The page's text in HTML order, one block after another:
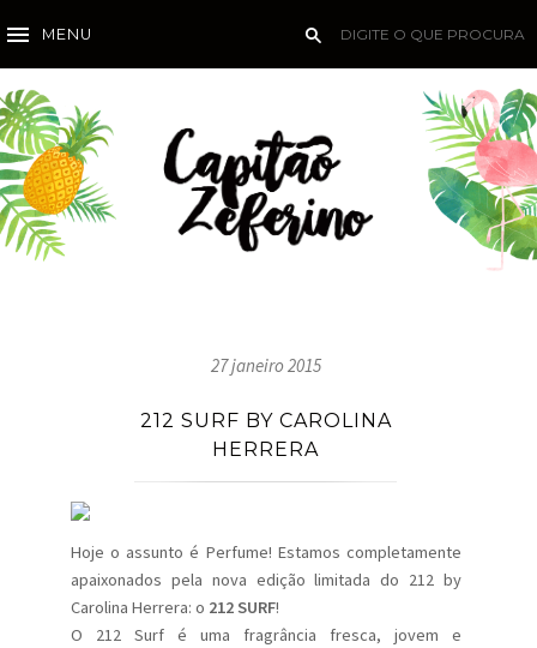
MENU
27 janeiro 2015
212 SURF BY CAROLINA
HERRERA
Hoje o assunto é Perfume! Estamos completamente
apaixonados pela nova edição limitada do 212 by
Carolina Herrera: o 212 SURF!
O 212 Surf é uma fragrância fresca, jovem e